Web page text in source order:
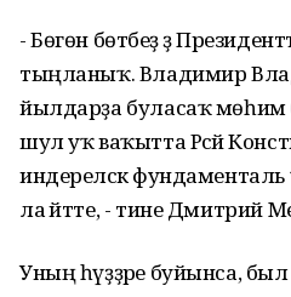
- Бөгөн бөтәбеҙ ҙә
тыңланыҡ. Владимир
йылдарҙа буласаҡ мөһим
шул уҡ ваҡытта Рәсәй
индереләсәк
ла әйтте, - тине Дмитрий
Уның һүҙҙәре буйынса, был